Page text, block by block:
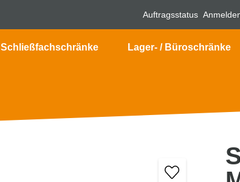
Auftragsstatus
Schließfachschränke Lager- / Büroschränke